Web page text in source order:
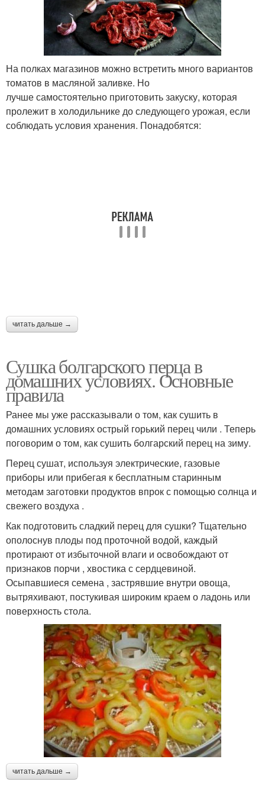
болгарского перца
На полках магазинов можно встретить много вариантов
томатов в масляной заливке. Но
лучше самостоятельно приготовить закуску, которая
пролежит в холодильнике до следующего урожая, если
соблюдать условия хранения. Понадобятся:
читать дальше →
Сушка болгарского перца в
домашних условиях. Основные
правила
Ранее мы уже рассказывали о том, как сушить в
домашних условиях острый горький перец чили . Теперь
поговорим о том, как сушить болгарский перец на зиму.
Перец сушат, используя электрические, газовые
приборы или прибегая к бесплатным старинным
методам заготовки продуктов впрок с помощью солнца и
свежего воздуха .
Как подготовить сладкий перец для сушки? Тщательно
ополоснув плоды под проточной водой, каждый
протирают от избыточной влаги и освобождают от
признаков порчи , хвостика с сердцевиной.
Осыпавшиеся семена , застрявшие внутри овоща,
вытряхивают, постукивая широким краем о ладонь или
поверхность стола.
читать дальше →